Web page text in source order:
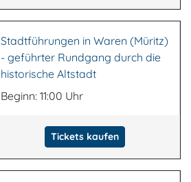
Stadtführungen in Waren (Müritz)
- geführter Rundgang durch die
historische Altstadt
Beginn: 11:00 Uhr
Tickets kaufen